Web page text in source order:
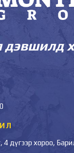
дэвшилд
4 дүгээр хороо,